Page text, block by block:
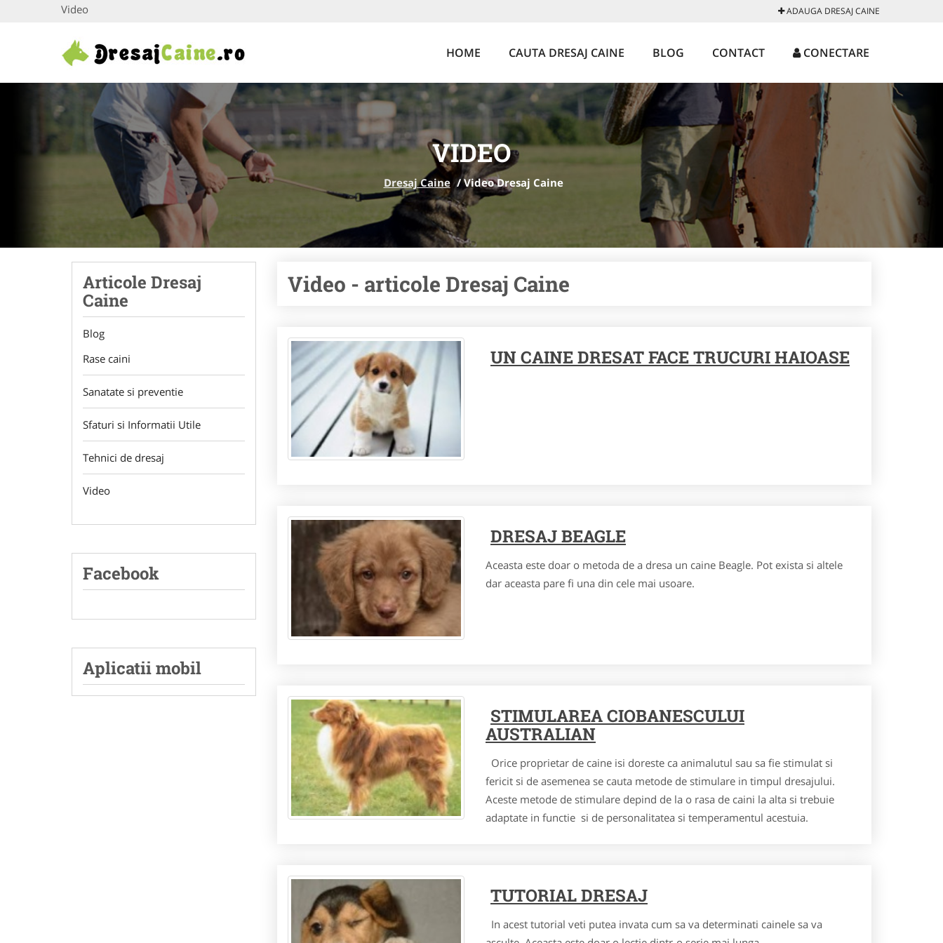
Video ADAUGA DRESAJ CAINE
HOME CAUTA DRESAJ CAINE BLOG CONTACT CONECTARE
VIDEO
Dresaj Caine /Video Dresaj Caine
Articole Dresaj
Caine
Blog
Rase caini
Sanatate si preventie
Sfaturi si Informatii Utile
Tehnici de dresaj
Video
Facebook
Aplicatii mobil
Video - articole Dresaj Caine
UN CAINE DRESAT FACE TRUCURI HAIOASE
DRESAJ BEAGLE
Aceasta este doar o metoda de a dresa un caine Beagle. Pot exista si altele
dar aceasta pare fi una din cele mai usoare.
STIMULAREA CIOBANESCULUI
AUSTRALIAN
Orice proprietar de caine isi doreste ca animalutul sau sa fie stimulat si
fericit si de asemenea se cauta metode de stimulare in timpul dresajului.
Aceste metode de stimulare depind de la o rasa de caini la alta si trebuie
adaptate in functie si de personalitatea si temperamentul acestuia.
TUTORIAL DRESAJ
In acest tutorial veti putea invata cum sa va determinati cainele sa va